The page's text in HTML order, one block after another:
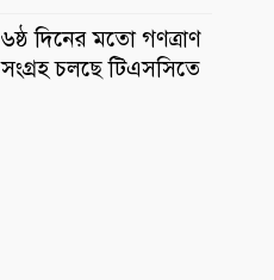
৬ষ্ঠ দিনের মতো গণত্রাণ
সংগ্রহ চলছে টিএসসিতে